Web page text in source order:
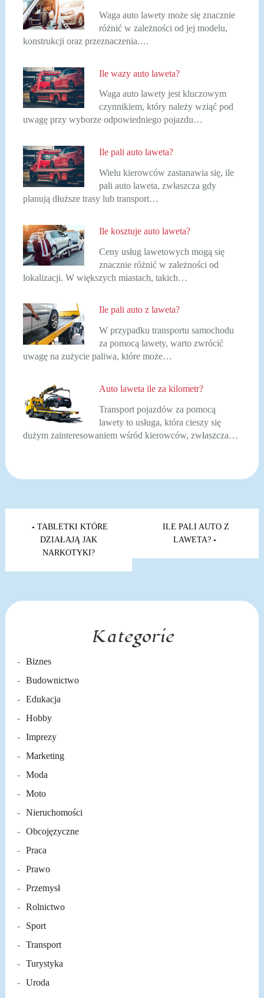
Waga auto lawety może się znacznie
różnić w zależności od jej modelu,
konstrukcji oraz przeznaczenia.…
Ile wazy auto laweta?
Waga auto lawety jest kluczowym
czynnikiem, który należy wziąć pod
uwagę przy wyborze odpowiedniego pojazdu…
Ile pali auto laweta?
Wielu kierowców zastanawia się, ile
pali auto laweta, zwłaszcza gdy
planują dłuższe trasy lub transport…
Ile kosztuje auto laweta?
Ceny usług lawetowych mogą się
znacznie różnić w zależności od
lokalizacji. W większych miastach, takich…
Ile pali auto z laweta?
W przypadku transportu samochodu
za pomocą lawety, warto zwrócić
uwagę na zużycie paliwa, które może…
Auto laweta ile za kilometr?
Transport pojazdów za pomocą
lawety to usługa, która cieszy się
dużym zainteresowaniem wśród kierowców, zwłaszcza…
Nawigacja
wpisu
TABLETKI KTÓRE
DZIAŁAJĄ JAK
NARKOTYKI?
ILE PALI AUTO Z
LAWETA?
Kategorie
Biznes
Budownictwo
Edukacja
Hobby
Imprezy
Marketing
Moda
Moto
Nieruchomości
Obcojęzyczne
Praca
Prawo
Przemysł
Rolnictwo
Sport
Transport
Turystyka
Uroda